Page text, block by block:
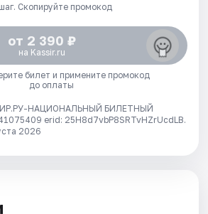
Скопируйте промокод
от 2 390 ₽
на Kassir.ru
билет и примените промокод
до оплаты
НАЦИОНАЛЬНЫЙ БИЛЕТНЫЙ
erid: 25H8d7vbP8SRTvHZrUcdLB.
2026